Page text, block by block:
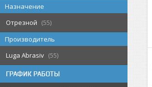
Назначение
Отрезной
55
Производитель
Luga Abrasiv
55
ГРАФИК РАБОТЫ